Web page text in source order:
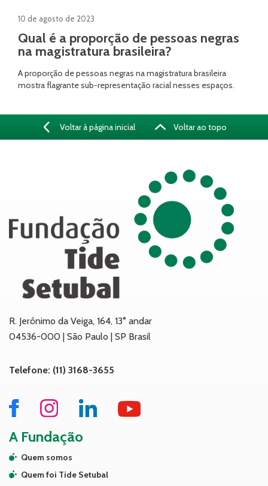
10 de agosto de 2023
Qual é a proporção de pessoas negras
na magistratura brasileira?
A proporção de pessoas negras na magistratura brasileira
mostra flagrante sub-representação racial nesses espaços.
Voltar à página inicial Voltar ao topo
R. Jerônimo da Veiga, 164, 13° andar
04536-000 | São Paulo | SP Brasil
Telefone: (11) 3168-3655
A Fundação
Quem somos
Quem foi Tide Setubal